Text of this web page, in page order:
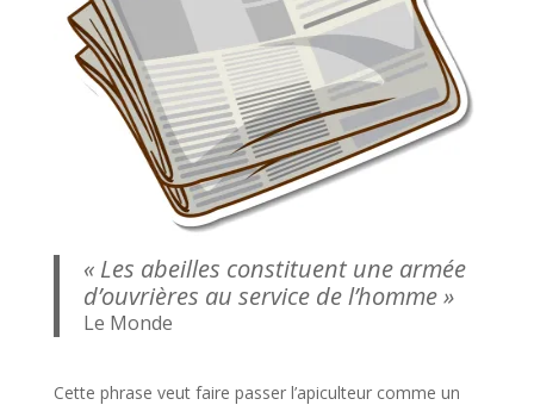
« Les abeilles constituent une armée
d’ouvrières au service de l’homme »
Le Monde
Cette phrase veut faire passer l’apiculteur comme un